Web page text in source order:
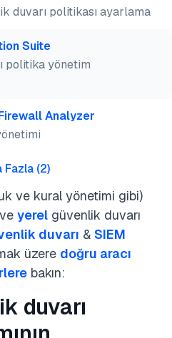
duvarı politikası ayarlama
Suite
politika yönetim
Analyzer
Fazla(2)
ve kural yönetimi gibi)
ve yerel güvenlik duvarı
duvarı & SIEM
üzere doğru aracı
bakın:
duvarı